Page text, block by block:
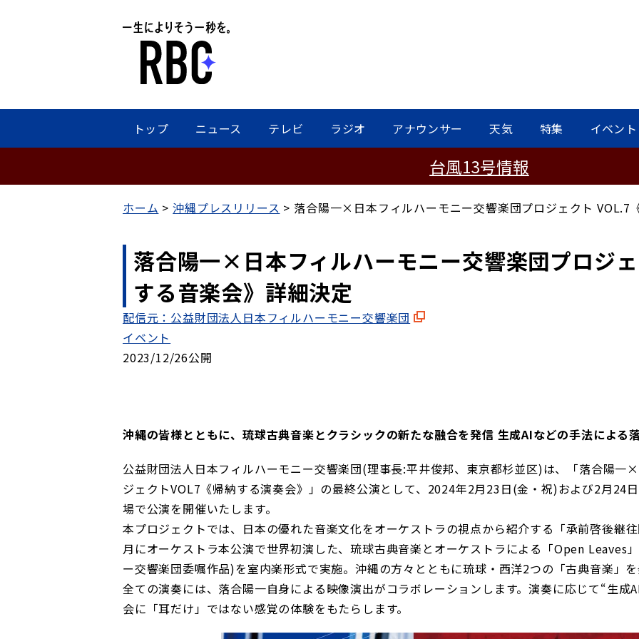
トップ ニュース テレビ ラジオ アナウンサー 天気 特集 イベント
台風13号情報
ホーム 沖縄プレスリリース 落合陽一×日本フィルハーモニー交響楽団プロジェクト VOL.7
落合陽一×日本フィルハーモニー交響楽団プロジ
する音楽会》詳細決定
配信元：公益財団法人日本フィルハーモニー交響楽団
イベント
2023/12/26公開
沖縄の皆様とともに、琉球古典音楽とクラシックの新たな融合を発信 生成AIなどの手法による
公益財団法人日本フィルハーモニー交響楽団(理事長:平井俊邦、東京都杉並区)は、「落合陽一
ジェクトVOL7《帰納する演奏会》」の最終公演として、2024年2月23日(金・祝)および2月24
場で公演を開催いたします。
本プロジェクトでは、日本の優れた音楽文化をオーケストラの視点から紹介する「承前啓後継
月にオーケストラ本公演で世界初演した、琉球古典音楽とオーケストラによる「Open Leaves
ー交響楽団委嘱作品)を室内楽形式で実施。沖縄の方々とともに琉球・西洋2つの「古典音楽」
全ての演奏には、落合陽一自身による映像演出がコラボレーションします。演奏に応じて“生成
会に「耳だけ」ではない感覚の体験をもたらします。